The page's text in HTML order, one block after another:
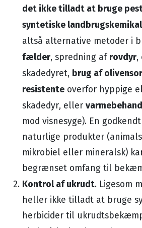
det ikke tilladt at bruge
syntetiske
altså alternative metoder i
fælder, spredning af rovdyr,
skadedyret, brug af
resistente overfor hyppige
skadedyr, eller
mod visnesyge). En
naturlige produkter
mikrobiel eller mineralsk)
begrænset omfang til
Kontrol af ukrudt. Ligesom
heller ikke tilladt at bruge
herbicider til